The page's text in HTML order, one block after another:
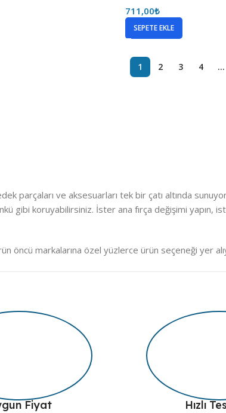
711,00₺
SEPETE EKLE
1 2 3 4 …
parçaları ve aksesuarları tek bir çatı altında
gibi koruyabilirsiniz. İster ana fırça değişimi
öncü markalarına özel yüzlerce ürün seçeneği yer
olmayı hedefliyoruz. Tüm mağaza ürünlerimiz
katkı.
Fiyat Hızlı